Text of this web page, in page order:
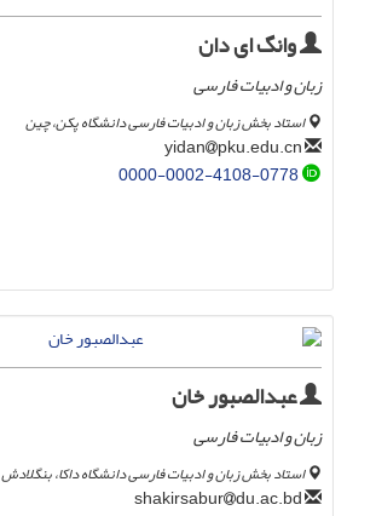
وانگ ای دان
زبان و ادبیات فارسی
استاد بخش زبان و ادبیات فارسی دانشگاه پکن، چین
pku.edu.cn
0000-0002-4108-0778
عبدالصبور خان
زبان و ادبیات فارسی
استاد بخش زبان و ادبیات فارسی دانشگاه داکا، بنگلادش
du.ac.bd